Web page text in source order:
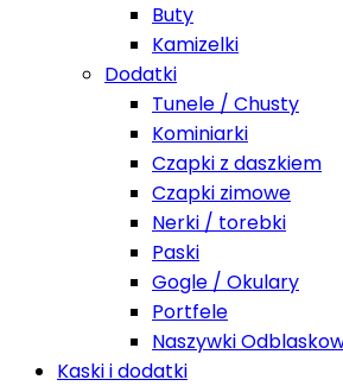
Buty
Kamizelki
Dodatki
Tunele / Chusty
Kominiarki
Czapki z daszkiem
Czapki zimowe
Nerki / torebki
Paski
Gogle / Okulary
Portfele
Naszywki
Kaski i dodatki